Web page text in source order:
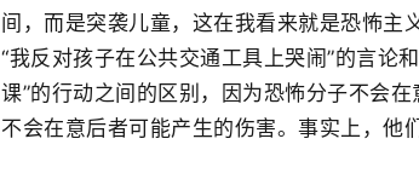
间，而是突袭儿童，这在我看来就是恐怖主
“我反对孩子在公共交通工具上哭闹”的言论
课”的行动之间的区别，因为恐怖分子不会
不会在意后者可能产生的伤害。事实上，他